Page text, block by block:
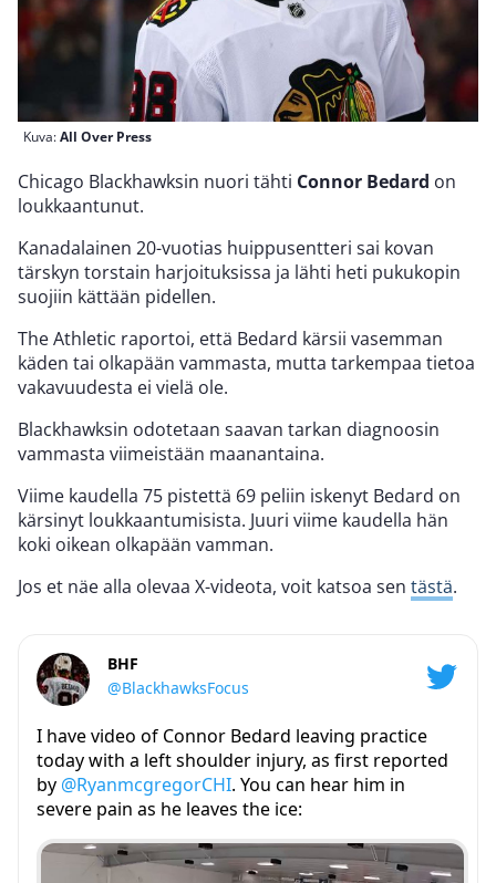
Kuva:All Over Press
Chicago Blackhawksin nuori tähti Connor Bedard on
loukkaantunut.
Kanadalainen 20-vuotias huippusentteri sai kovan
tärskyn torstain harjoituksissa ja lähti heti pukukopin
suojiin kättään pidellen.
The Athletic raportoi, että Bedard kärsii vasemman
käden tai olkapään vammasta, mutta tarkempaa tietoa
vakavuudesta ei vielä ole.
Blackhawksin odotetaan saavan tarkan diagnoosin
vammasta viimeistään maanantaina.
Viime kaudella 75 pistettä 69 peliin iskenyt Bedard on
kärsinyt loukkaantumisista. Juuri viime kaudella hän
koki oikean olkapään vamman.
Jos et näe alla olevaa X-videota, voit katsoa sen tästä.
BHF
@BlackhawksFocus
I have video of Connor Bedard leaving practice
today with a left shoulder injury, as first reported
by @RyanmcgregorCHI. You can hear him in
severe pain as he leaves the ice: